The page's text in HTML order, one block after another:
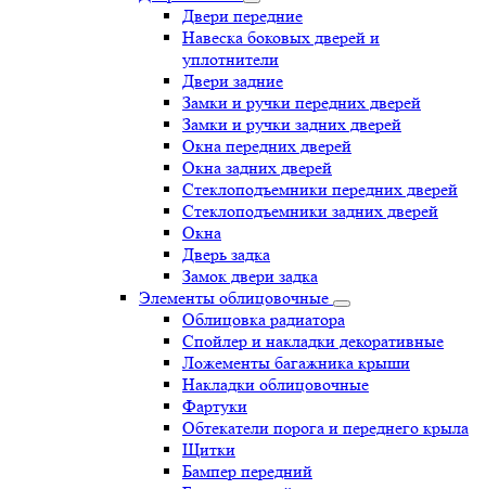
Двери передние
Навеска боковых дверей и
уплотнители
Двери задние
Замки и ручки передних дверей
Замки и ручки задних дверей
Окна передних дверей
Окна задних дверей
Стеклоподъемники передних дверей
Стеклоподъемники задних дверей
Окна
Дверь задка
Замок двери задка
Элементы облицовочные
Облицовка радиатора
Спойлер и накладки декоративные
Ложементы багажника крыши
Накладки облицовочные
Фартуки
Обтекатели порога и переднего крыла
Щитки
Бампер передний